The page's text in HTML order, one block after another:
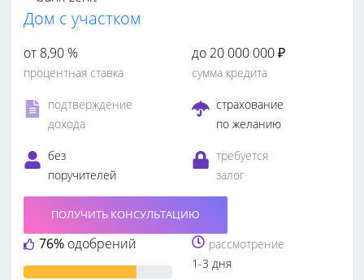
Дом с участком
от 8,90 %
процентная ставка
до 20 000 000 ₽
сумма кредита
подтверждение
дохода
страхование
по желанию
без
поручителей
требуется
залог
76% одобрений
ПОЛУЧИТЬ КОНСУЛЬТАЦИЮ
рассмотрение
1-3 дня